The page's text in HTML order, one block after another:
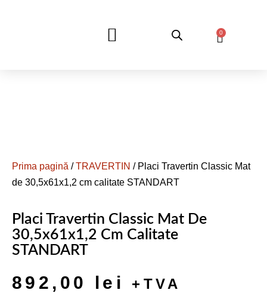
0
Prima pagină /TRAVERTIN / Placi Travertin Classic Mat
de 30,5x61x1,2 cm calitate STANDART
Placi Travertin Classic Mat De
30,5x61x1,2 Cm Calitate
STANDART
892,00 lei +TVA